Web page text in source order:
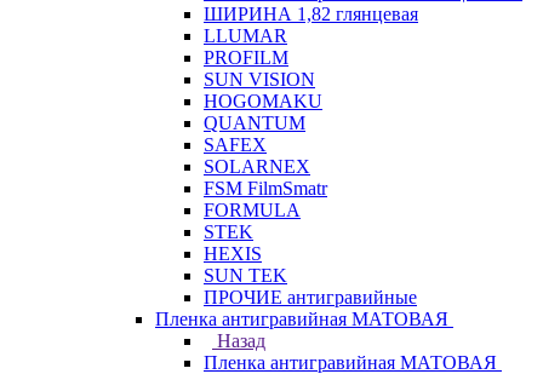
ШИРИНА 1,82 глянцевая
LLUMAR
PROFILM
SUN VISION
HOGOMAKU
QUANTUM
SAFEX
SOLARNEX
FSM FilmSmatr
FORMULA
STEK
HEXIS
SUN TEK
ПРОЧИЕ антигравийные
Пленка антигравийная МАТОВАЯ
Назад
Пленка антигравийная МАТОВАЯ